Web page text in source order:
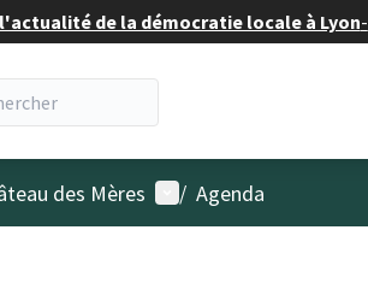
de la démocratie locale à Lyon-
des Mères Menu utilisateur
/ Agenda